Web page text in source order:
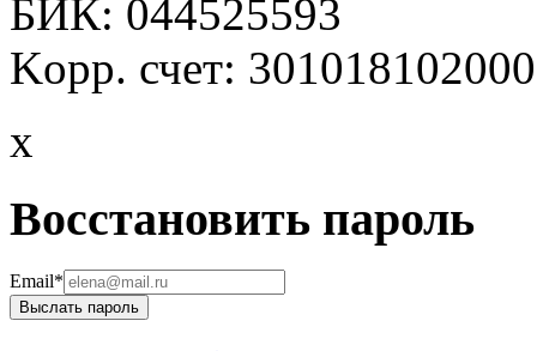
БИК: 044525593
Kорр. счет:
x
Воccтановить пароль
Email*
Выслать пароль